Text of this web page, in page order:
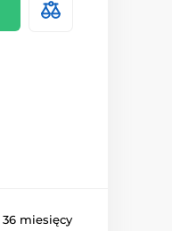
36 miesięcy